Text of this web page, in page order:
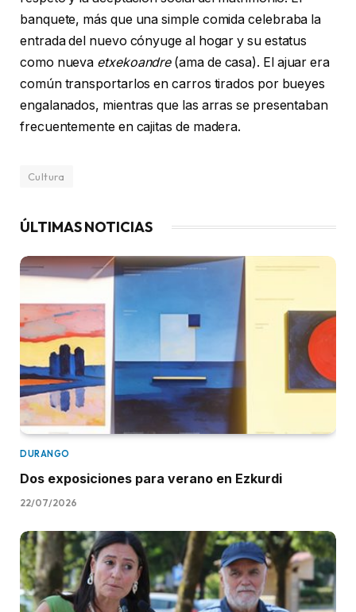
banquete, más que una simple comida celebraba la
entrada del nuevo cónyuge al hogar y su estatus
como nueva etxekoandre(ama de casa). El ajuar era
común transportarlos en carros tirados por bueyes
engalanados, mientras que las arras se presentaban
frecuentemente en cajitas de madera.
Cultura
ÚLTIMAS NOTICIAS
DURANGO
Dos exposiciones para verano en Ezkurdi
22/07/2026